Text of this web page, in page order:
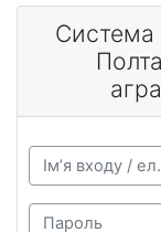
Перейти до
Система
Ім’я входу /
Пароль